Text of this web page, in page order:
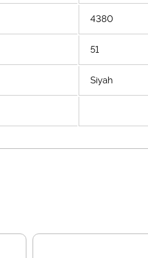
4380
51
Siyah